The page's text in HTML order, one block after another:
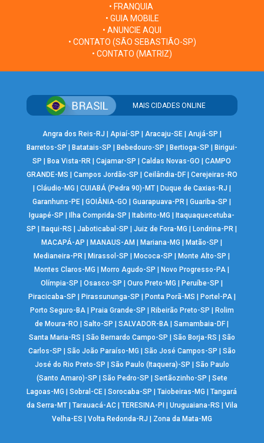
• FRANQUIA
• GUIA MOBILE
• ANUNCIE AQUI
• CONTATO (SÃO SEBASTIÃO-SP)
• CONTATO (MATRIZ)
MAIS CIDADES ONLINE
Angra dos Reis-RJ | Apiaí-SP | Aracaju-SE| Arujá-SP |
Barretos-SP | Batatais-SP | Bebedouro-SP | Bertioga-SP | Birigui-
SP |Boa Vista-RR |Cajamar-SP |Caldas Novas-GO |CAMPO
GRANDE-MS | Campos Jordão-SP | Ceilândia-DF| Cerejeiras-RO
| Cláudio-MG | CUIABÁ (Pedra 90)-MT| Duque de Caxias-RJ |
Garanhuns-PE |GOIÂNIA-GO |Guarapuava-PR |Guariba-SP |
Iguapé-SP |Ilha Comprida-SP |Itabirito-MG |Itaquaquecetuba-
SP |Itaqui-RS |Jaboticabal-SP |Juiz de Fora-MG |Londrina-PR |
MACAPÁ-AP |MANAUS-AM |Mariana-MG |Matão-SP |
Medianeira-PR |Mirassol-SP |Mococa-SP |Monte Alto-SP |
Montes Claros-MG |Morro Agudo-SP |Novo Progresso-PA |
Olímpia-SP |Osasco-SP |Ouro Preto-MG |Peruíbe-SP |
Piracicaba-SP | Pirassununga-SP | Ponta Porã-MS | Portel-PA|
Porto Seguro-BA| Praia Grande-SP | Ribeirão Preto-SP | Rolim
de Moura-RO |Salto-SP |SALVADOR-BA |Samambaia-DF |
Santa Maria-RS | São Bernardo Campo-SP | São Borja-RS | São
Carlos-SP | São João Paraíso-MG | São José Campos-SP | São
José do Rio Preto-SP | São Paulo (Itaquera)-SP | São Paulo
(Santo Amaro)-SP | São Pedro-SP | Sertãozinho-SP | Sete
Lagoas-MG |Sobral-CE |Sorocaba-SP |Taiobeiras-MG |Tangará
da Serra-MT| Tarauacá-AC| TERESINA-PI | Uruguaiana-RS | Vila
Velha-ES | Volta Redonda-RJ | Zona da Mata-MG